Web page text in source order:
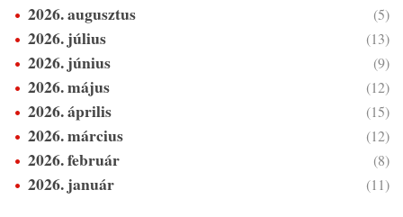
2026. augusztus (5)
2026. július (13)
2026. június (9)
2026. május (12)
2026. április (15)
2026. március (12)
2026. február (8)
2026. január (11)